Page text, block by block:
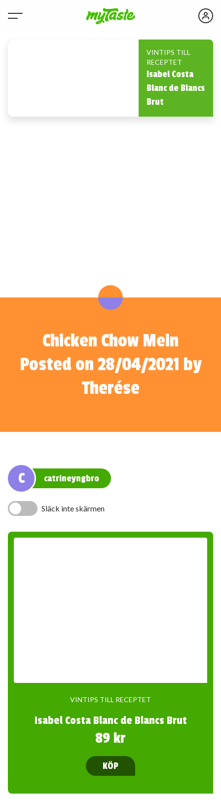
VINTIPS TILL
RECEPTET
Isabel Costa
Blanc de Blancs
Brut
Chicken Chow Mein
Posted on 28/04/2021 by
Therése
C catrineyngbro
Släck inte skärmen
VINTIPS TILL RECEPTET
Isabel Costa Blanc de Blancs Brut
89 kr
KÖP